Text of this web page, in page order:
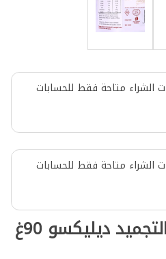
الشراء متاحة فقط للحسابات
الشراء متاحة فقط للحسابات
ديليكسو 90غ